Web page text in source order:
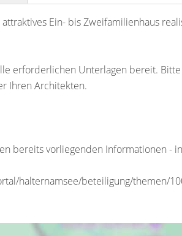
Ein- bis Zweifamilienhaus
erforderlichen Unterlagen bereit.
Ihren Architekten.
bereits vorliegenden Informationen -
halternamsee/beteiligung/themen/